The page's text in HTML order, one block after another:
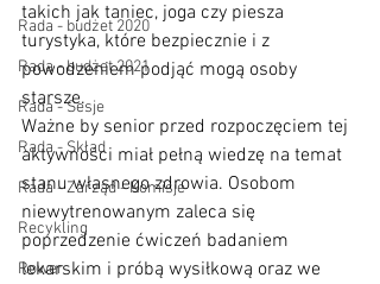
Rada - budżet 2020
Rada - budżet 2021
Rada - Sesje
Rada - Skład
Rada - Zarząd - Komisje
Recykling
Rower
takich jak taniec, joga czy piesza
turystyka, które bezpiecznie i z
powodzeniem podjąć mogą osoby
starsze.
Ważne by senior przed rozpoczęciem tej
aktywności miał pełną wiedzę na temat
stanu własnego zdrowia. Osobom
niewytrenowanym zaleca się
poprzedzenie ćwiczeń badaniem
lekarskim i próbą wysiłkową oraz we